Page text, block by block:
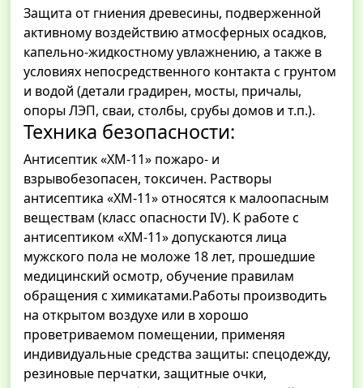
Защита от гниения древесины, подверженной
активному воздействию атмосферных осадков,
капельно-жидкостному увлажнению, а также в
условиях непосредственного контакта с грунтом
и водой (детали градирен, мосты, причалы,
опоры ЛЭП, сваи, столбы, срубы домов и т.п.).
Техника безопасности:
Антисептик «ХМ-11» пожаро- и
взрывобезопасен, токсичен. Растворы
антисептика «ХМ-11» относятся к малоопасным
веществам (класс опасности IV). К работе с
антисептиком «ХМ-11» допускаются лица
мужского пола не моложе 18 лет, прошедшие
медицинский осмотр, обучение правилам
обращения с химикатами.Работы производить
на открытом воздухе или в хорошо
проветриваемом помещении, применяя
индивидуальные средства защиты: спецодежду,
резиновые перчатки, защитные очки,